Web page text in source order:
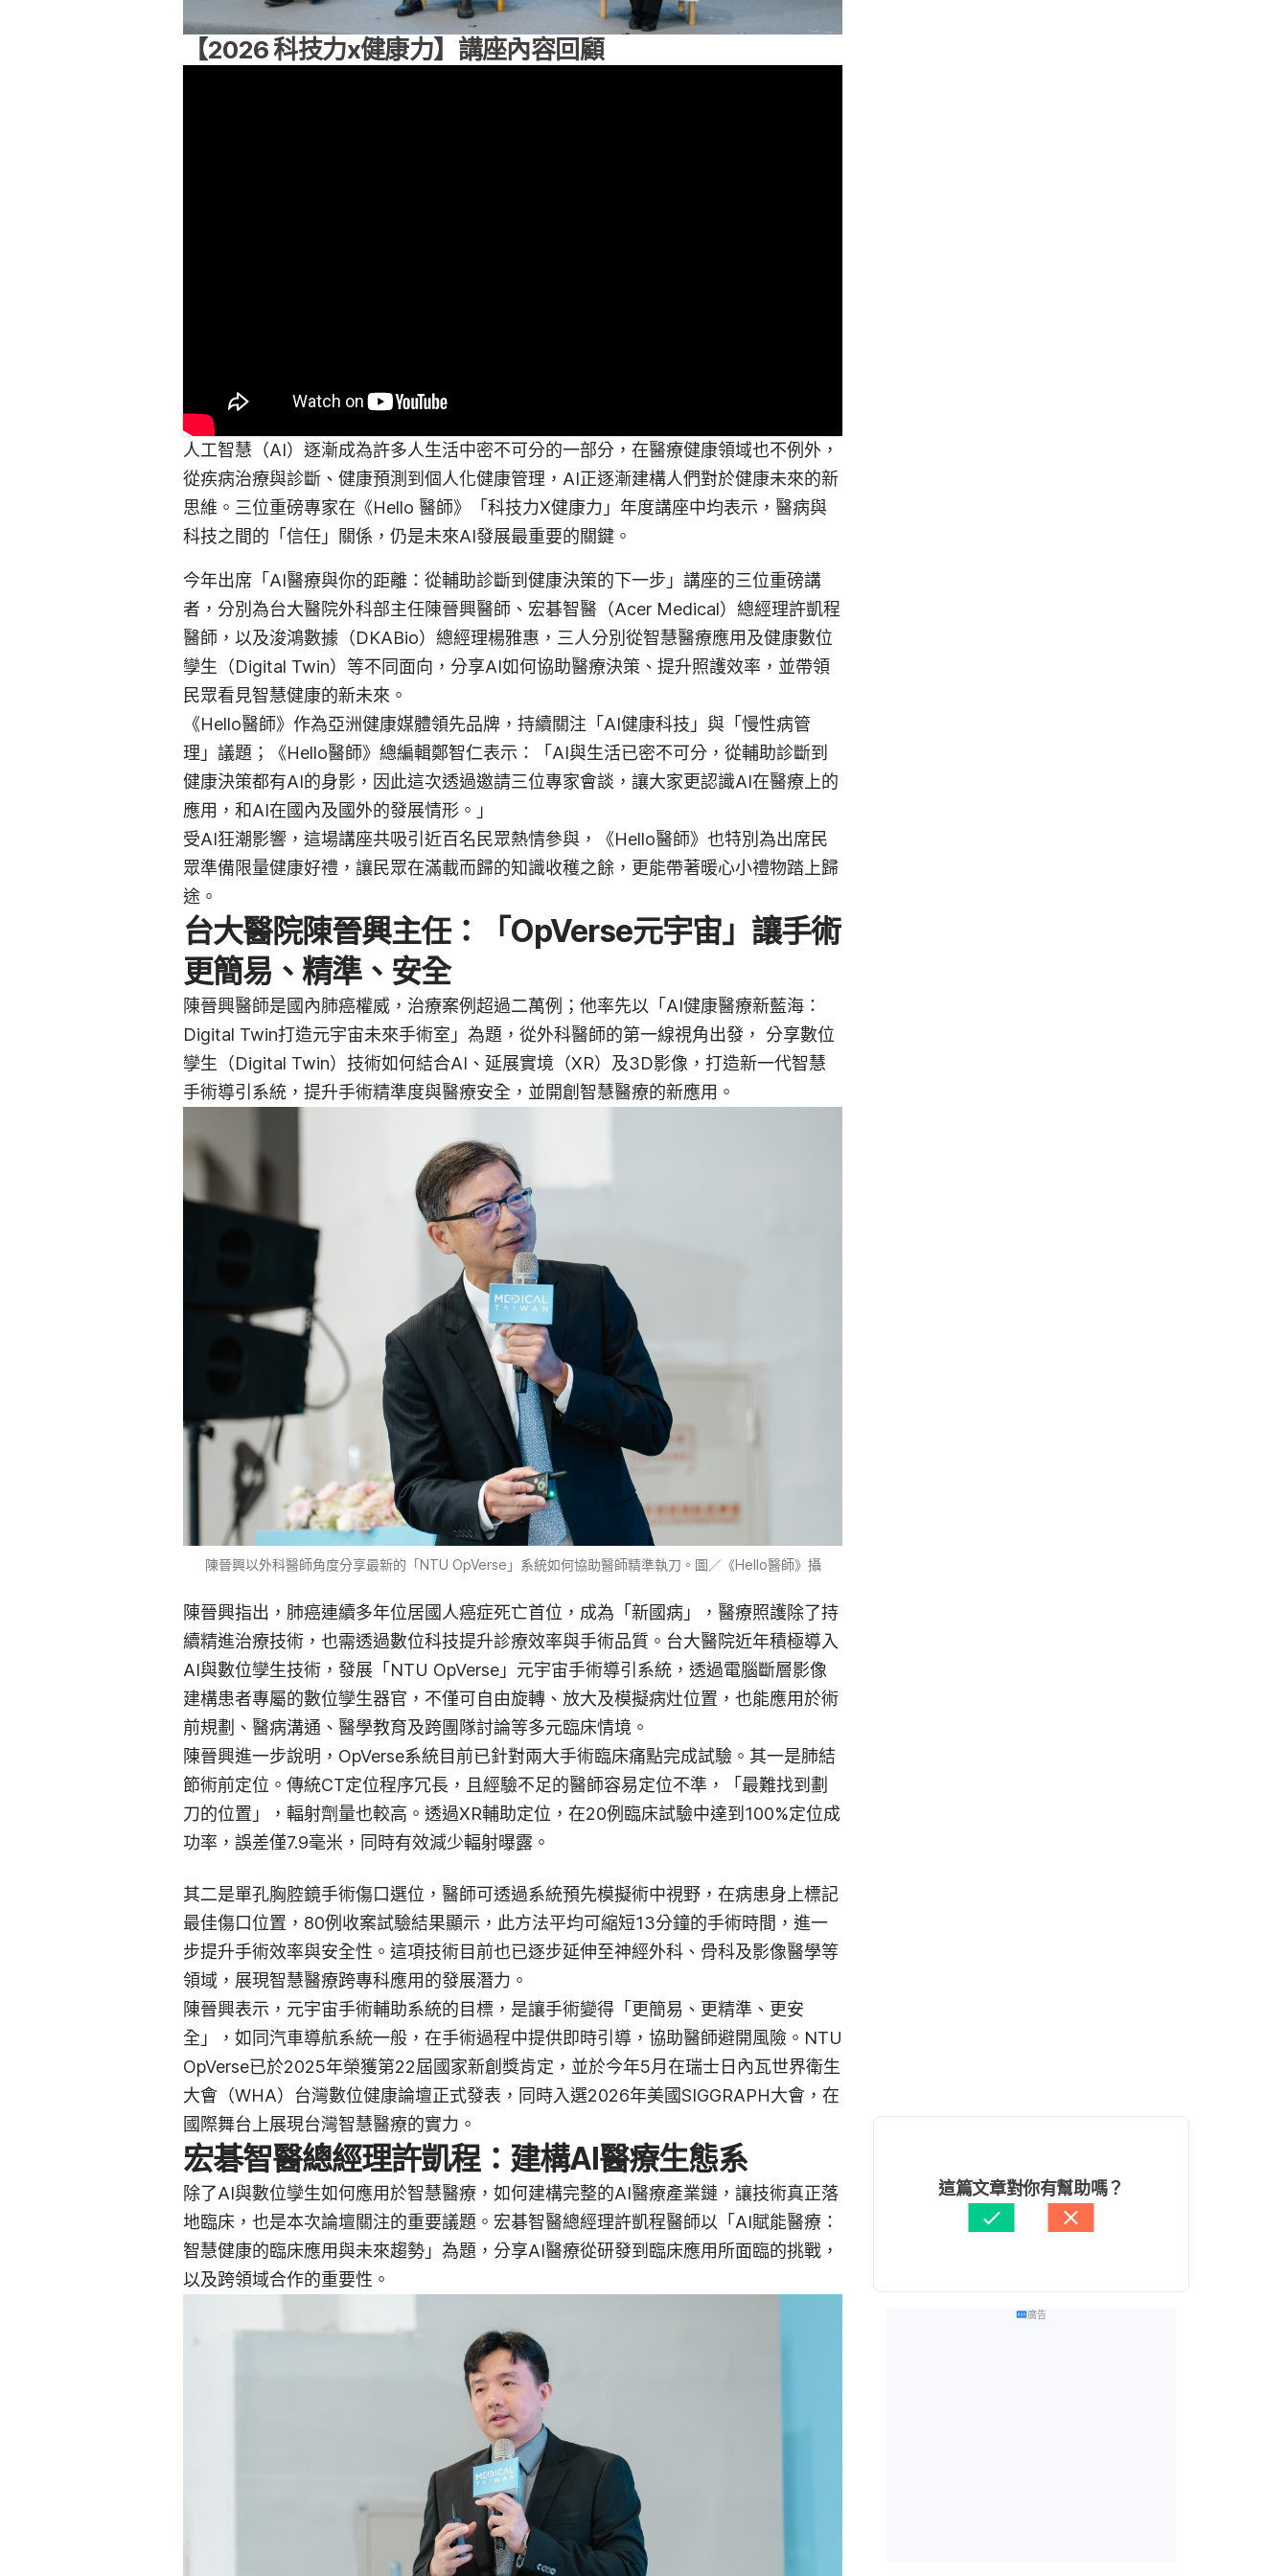
【2026 科技力x健康力】講座內容回顧
人工智慧（AI）逐漸成為許多人生活中密不可分的一部分，在醫療健康領域也不例外，
從疾病治療與診斷、健康預測到個人化健康管理，AI正逐漸建構人們對於健康未來的新
思維。三位重磅專家在《Hello 醫師》「科技力X健康力」年度講座中均表示，醫病與
科技之間的 「信任」關係，仍是未來AI發展最重要的關鍵。
今年出席 「AI醫療與你的距離：從輔助診斷到健康決策的下一步」講座的三位重磅講
者，分別為台大醫院外科部主任陳晉興醫師、宏碁智醫（Acer Medical）總經理許凱程
醫師，以及浚鴻數據（DKABio）總經理楊雅惠，三人分別從智慧醫療應用及健康數位
孿生（Digital Twin）等不同面向，分享AI如何協助醫療決策、提升照護效率，並帶領
民眾看見智慧健康的新未來。
《Hello醫師》作為亞洲健康媒體領先品牌，持續關注「AI健康科技」與「慢性病管
理」議題；《Hello醫師》總編輯鄭智仁表示：「AI與生活已密不可分，從輔助診斷到
健康決策都有AI的身影，因此這次透過邀請三位專家會談，讓大家更認識AI在醫療上的
應用，和AI在國內及國外的發展情形。」
受AI狂潮影響，這場講座共吸引近百名民眾熱情參與，《Hello醫師》也特別為出席民
眾準備限量健康好禮，讓民眾在滿載而歸的知識收穫之餘，更能帶著暖心小禮物踏上歸
途。
台大醫院陳晉興主任：「OpVerse元宇宙」讓手術
更簡易、精準、安全
陳晉興醫師是國內肺癌權威，治療案例超過二萬例；他率先以「AI健康醫療新藍海：
Digital Twin打造元宇宙未來手術室」為題，從外科醫師的第一線視角出發， 分享數位
孿生（Digital Twin）技術如何結合AI、延展實境（XR）及3D影像，打造新一代智慧
手術導引系統，提升手術精準度與醫療安全，並開創智慧醫療的新應用。
陳晉興以外科醫師角度分享最新的「NTU OpVerse」系統如何協助醫師精準執刀。圖／《Hello醫師》攝
陳晉興指出，肺癌連續多年位居國人癌症死亡首位，成為「新國病」，醫療照護除了持
續精進治療技術，也需透過數位科技提升診療效率與手術品質。台大醫院近年積極導入
AI與數位孿生技術，發展「NTU OpVerse」元宇宙手術導引系統，透過電腦斷層影像
建構患者專屬的數位孿生器官，不僅可自由旋轉、放大及模擬病灶位置，也能應用於術
前規劃、醫病溝通、醫學教育及跨團隊討論等多元臨床情境。
陳晉興進一步說明，OpVerse系統目前已針對兩大手術臨床痛點完成試驗。其一是肺結
節術前定位。傳統CT定位程序冗長，且經驗不足的醫師容易定位不準，「最難找到劃
刀的位置」，輻射劑量也較高。透過XR輔助定位，在20例臨床試驗中達到100%定位成
功率，誤差僅7.9毫米，同時有效減少輻射曝露。
其二是單孔胸腔鏡手術傷口選位，醫師可透過系統預先模擬術中視野，在病患身上標記
最佳傷口位置，80例收案試驗結果顯示，此方法平均可縮短13分鐘的手術時間，進一
步提升手術效率與安全性。這項技術目前也已逐步延伸至神經外科、骨科及影像醫學等
領域，展現智慧醫療跨專科應用的發展潛力。
陳晉興表示，元宇宙手術輔助系統的目標，是讓手術變得「更簡易、更精準、更安
全」，如同汽車導航系統一般，在手術過程中提供即時引導，協助醫師避開風險。NTU
OpVerse已於2025年榮獲第22屆國家新創獎肯定，並於今年5月在瑞士日內瓦世界衛生
大會（WHA）台灣數位健康論壇正式發表，同時入選2026年美國SIGGRAPH大會，在
國際舞台上展現台灣智慧醫療的實力。
宏碁智醫總經理許凱程：建構AI醫療生態系
除了AI與數位孿生如何應用於智慧醫療，如何建構完整的AI醫療產業鏈，讓技術真正落
地臨床，也是本次論壇關注的重要議題。宏碁智醫總經理許凱程醫師以「AI賦能醫療：
智慧健康的臨床應用與未來趨勢」為題，分享AI醫療從研發到臨床應用所面臨的挑戰，
以及跨領域合作的重要性。
這篇文章對你有幫助嗎？
廣告